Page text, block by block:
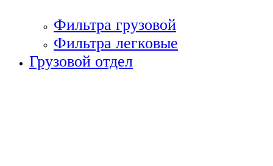
Фильтра грузовой
Фильтра легковые
Грузовой отдел